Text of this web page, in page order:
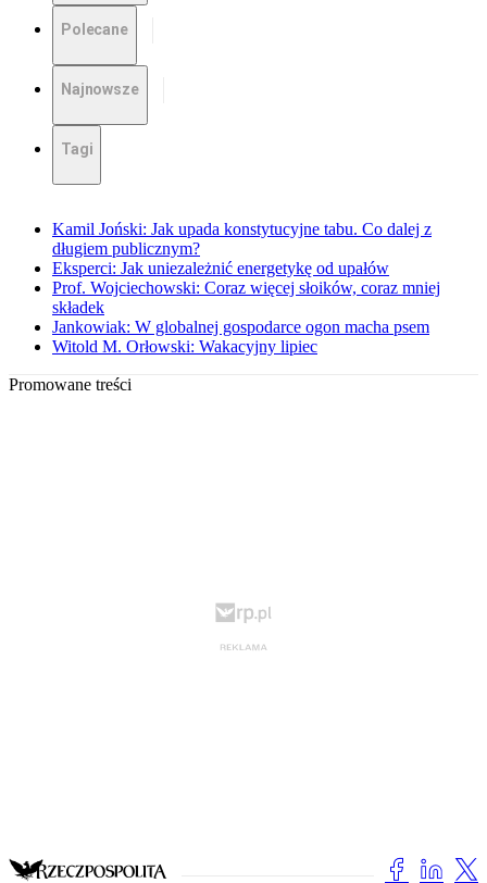
Polecane
Najnowsze
Tagi
Kamil Joński: Jak upada konstytucyjne tabu. Co dalej z
długiem publicznym?
Eksperci: Jak uniezależnić energetykę od upałów
Prof. Wojciechowski: Coraz więcej słoików, coraz mniej
składek
Jankowiak: W globalnej gospodarce ogon macha psem
Witold M. Orłowski: Wakacyjny lipiec
Promowane treści